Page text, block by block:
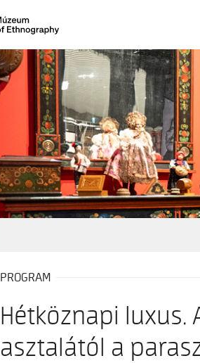
PROGRAM
Hétköznapi luxus.
asztalától a